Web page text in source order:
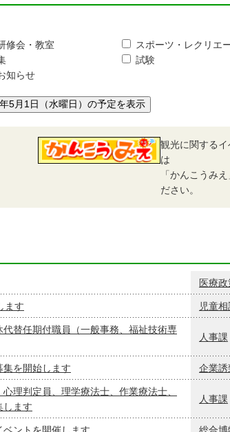
修会・教室
スポーツ・レクリエ
試験
知らせ
5月1日（水曜日）の予定を表示
観光に関する
は
「かんこうみ
ださい。
医療政
ます 児童
代替任期付職員（一般事務、福祉技術専
人事課
を開始します 企業誘
理判定員、理学療法士、作業療法士、
します
人事課
ントを開催します 総合博